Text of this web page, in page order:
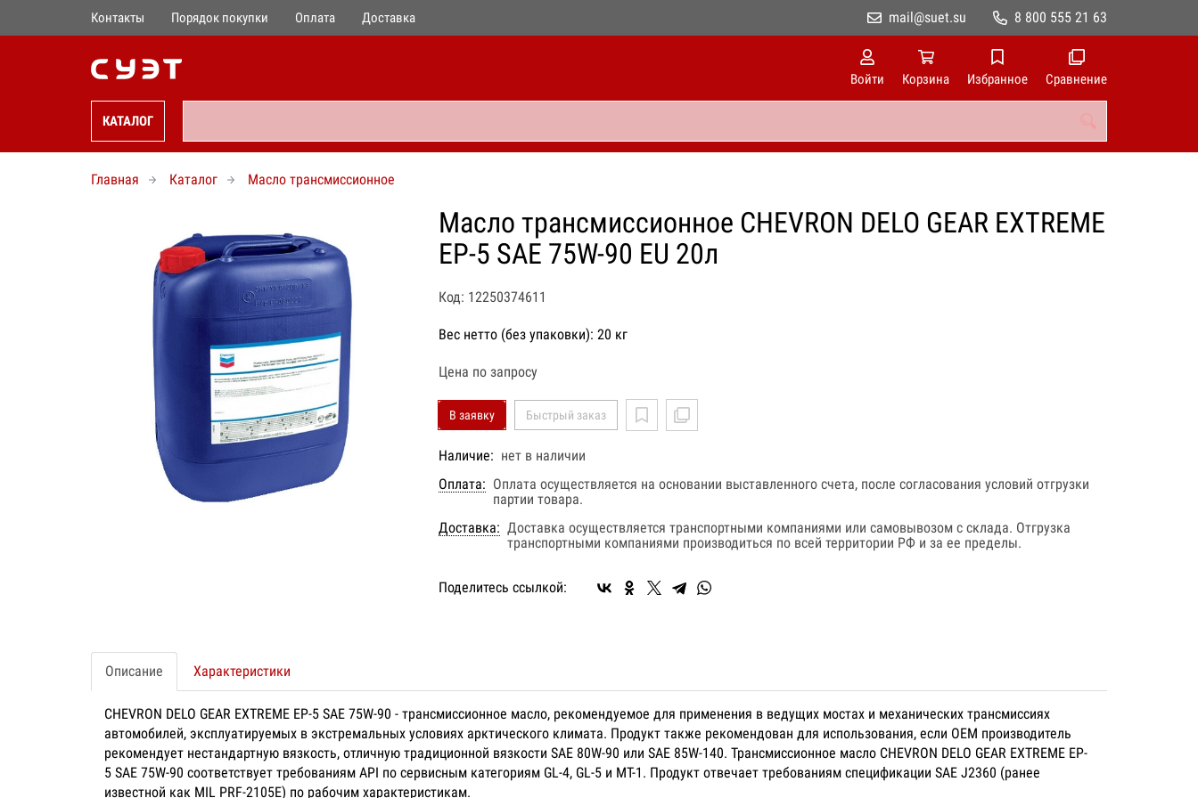
Контакты Порядок покупки Оплата Доставка 8 800 555 21 63
mail@suet.su
Войти Корзина Избранное Сравнение
КАТАЛОГ
Главная Каталог Масло трансмиссионное
Масло трансмиссионное CHEVRON DELO GEAR EXTREME
EP-5 SAE 75W-90 EU 20л
Код: 12250374611
Вес нетто (без упаковки): 20 кг
Цена по запросу
В заявку Быстрый заказ
Наличие: нет в наличии
Оплата: Оплата осуществляется на основании выставленного счета, после согласования условий отгрузки
партии товара.
Доставка: Доставка осуществляется транспортными компаниями или самовывозом с склада. Отгрузка
транспортными компаниями производиться по всей территории РФ и за ее пределы.
Поделитесь ссылкой:
Описание Характеристики
CHEVRON DELO GEAR EXTREME EP-5 SAE 75W-90 - трансмиссионное масло, рекомендуемое для применения в ведущих мостах и механических трансмиссиях
автомобилей, эксплуатируемых в экстремальных условиях арктического климата. Продукт также рекомендован для использования, если OEM производитель
рекомендует нестандартную вязкость, отличную традиционной вязкости SAE 80W-90 или SAE 85W-140. Трансмиссионное масло CHEVRON DELO GEAR EXTREME EP-
5 SAE 75W-90 соответствует требованиям API по сервисным категориям GL-4, GL-5 и MT-1. Продукт отвечает требованиям спецификации SAE J2360 (ранее
известной как MIL PRF-2105E) по рабочим характеристикам.